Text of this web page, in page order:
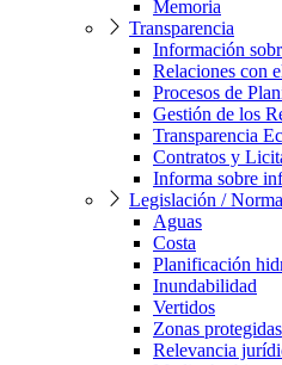
Memoria
Transparencia
Información
Relaciones con
Procesos de
Gestión de los
Transparencia
Contratos y
Informa sobre
Legislación /
Aguas
Costa
Planificación
Inundabilidad
Vertidos
Zonas protegidas
Relevancia